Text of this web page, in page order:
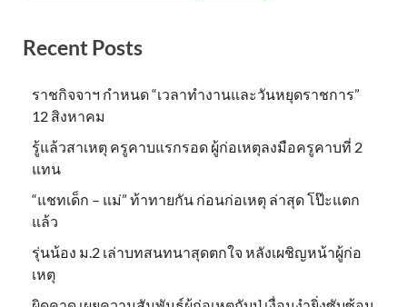
Recent Posts
ราชกิจจาฯ กำหนด “เวลาทำงานและวันหยุดราชการ”
12 สิงหาคม
รู้แล้วสาเหตุ ครูคาบแรกรอด ผู้ก่อเหตุลงมือครูคาบที่ 2
แทน
“แชทเด็ก – แม่” ท้าทายกัน ก่อนก่อเหตุ ล่าสุด โป๊ะแตก
แล้ว
รุ่นน้อง ม.2 เล่าบทสนทนาสุดตกใจ หลังเผชิญหน้าผู้ก่อ
เหตุ